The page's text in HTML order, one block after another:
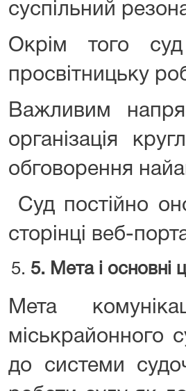
суспільний
Окрім того суд
просвітницьку
Важливим
організація
обговорення
Суд постійно
сторінці веб-
5. Мета і основні
Мета
міськрайонного
до системи